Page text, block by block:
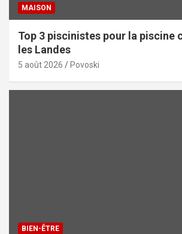
MAISON
Top 3 piscinistes pour la piscine
les Landes
5 août 2026 Povoski
BIEN-ÊTRE